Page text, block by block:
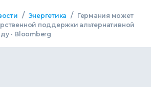
/ Энергетика /
Германия может
поддержки альтернативной
- Bloomberg